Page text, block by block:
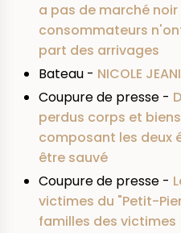
a pas de marché
consommateurs
part des arrivages
Bateau - NICOLE
Coupure de presse -
perdus corps et
composant les deux
être sauvé
Coupure de presse -
victimes du "Petit-
familles des victimes